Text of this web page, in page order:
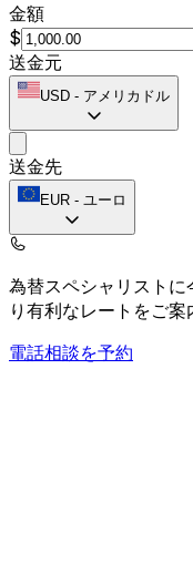
金額
$
送金元
USD - アメリカドル
送金先
EUR - ユーロ
為替スペシャリストに
り有利なレートをご案
電話相談を予約